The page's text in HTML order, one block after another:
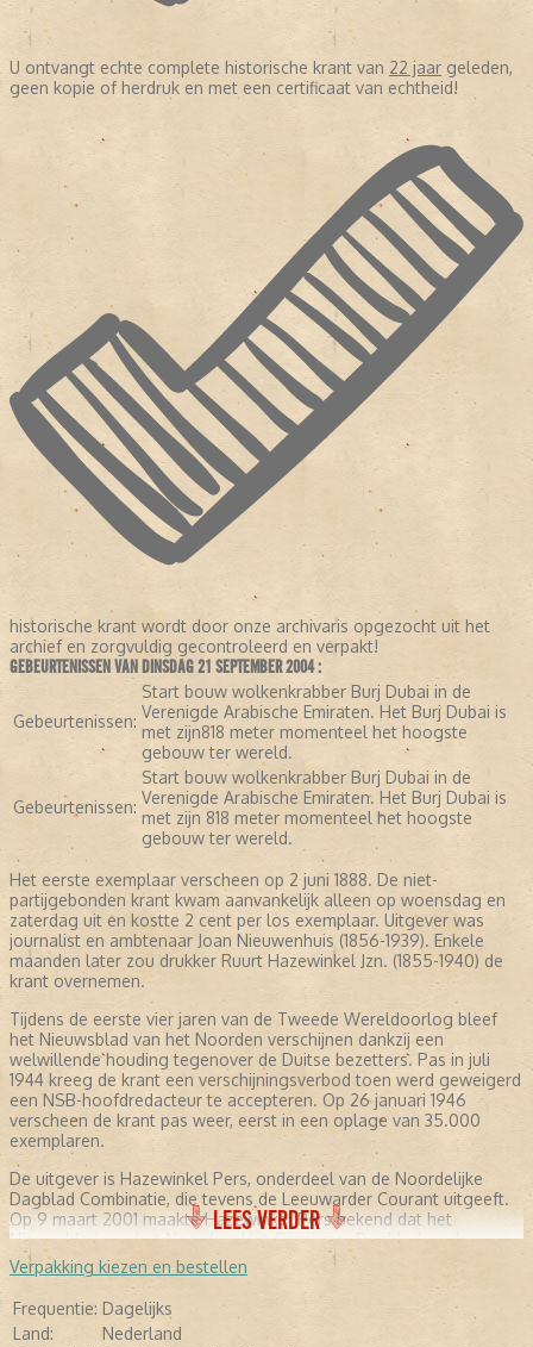
U ontvangt echte complete historische krant van 22 jaar geleden,
geen kopie of herdruk en met een certificaat van echtheid!
historische krant wordt door onze archivaris opgezocht uit het
archief en zorgvuldig gecontroleerd en verpakt!
GEBEURTENISSEN VAN DINSDAG 21 SEPTEMBER 2004 :
Gebeurtenissen:
Start bouw wolkenkrabber Burj Dubai in de
Verenigde Arabische Emiraten. Het Burj Dubai is
met zijn818 meter momenteel het hoogste
gebouw ter wereld.
Gebeurtenissen:
Start bouw wolkenkrabber Burj Dubai in de
Verenigde Arabische Emiraten. Het Burj Dubai is
met zijn 818 meter momenteel het hoogste
gebouw ter wereld.
Het eerste exemplaar verscheen op 2 juni 1888. De niet-
partijgebonden krant kwam aanvankelijk alleen op woensdag en
zaterdag uit en kostte 2 cent per los exemplaar. Uitgever was
journalist en ambtenaar Joan Nieuwenhuis (1856-1939). Enkele
maanden later zou drukker Ruurt Hazewinkel Jzn. (1855-1940) de
krant overnemen.
Tijdens de eerste vier jaren van de Tweede Wereldoorlog bleef
het Nieuwsblad van het Noorden verschijnen dankzij een
welwillende houding tegenover de Duitse bezetters. Pas in juli
1944 kreeg de krant een verschijningsverbod toen werd geweigerd
een NSB-hoofdredacteur te accepteren. Op 26 januari 1946
verscheen de krant pas weer, eerst in een oplage van 35.000
exemplaren.
De uitgever is Hazewinkel Pers, onderdeel van de Noordelijke
Dagblad Combinatie, die tevens de Leeuwarder Courant uitgeeft.
Op 9 maart 2001 maakte Hazewinkel Pers bekend dat het
Nieuwsblad van het Noorden, Het Groninger Dagblad en de
Drentse Courant worden samengevoegd tot één ochtendblad. Op
1 april 2002 verschijnt de nieuwe krant voor het eerst onder de
naam Dagblad van het Noorden
LEES VERDER
Verpakking kiezen en bestellen
Frequentie: Dagelijks
Land:
Nederland